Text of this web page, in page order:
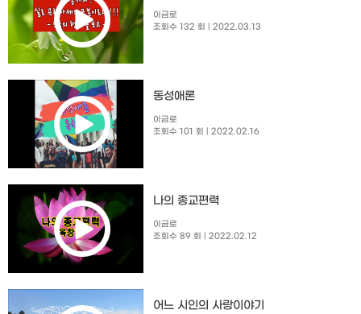
이금로
조회수 132 회
| 2022.03.13
동성애론
이금로
조회수 101 회
| 2022.02.16
나의 종교편력
이금로
조회수 89 회
| 2022.02.12
​어느 시인의 사랑이야기